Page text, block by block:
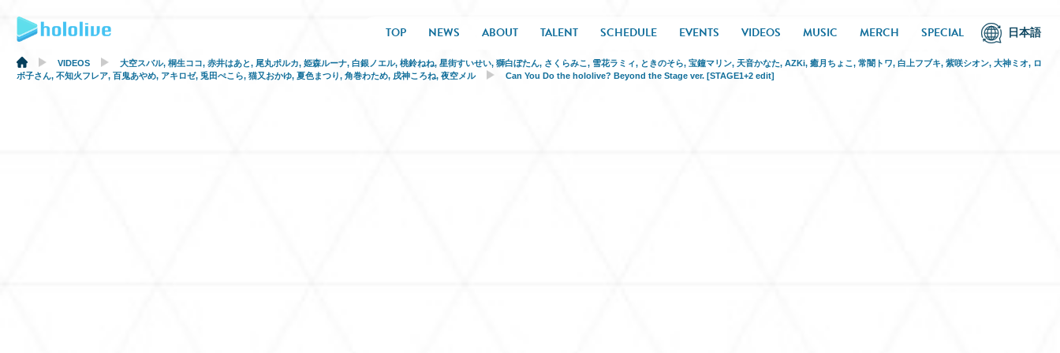
TOP NEWS ABOUT TALENT SCHEDULE EVENTS VIDEOS MUSIC MERCH SPECIAL 日本語
VIDEOS 大空スバル,桐生ココ,赤井はあと, 尾丸ポルカ,姫森ルーナ,白銀ノエル,桃鈴ねね,星街すいせい,獅白ぼたん, さくらみこ, 雪花ラミィ, ときのそら,宝鐘マリン, 天音かなた,AZKi,癒月ちょこ,常闇トワ,白上フブキ,紫咲シオン,大神ミオ, ロ
ボ子さん,不知火フレア,百鬼あやめ, アキロゼ,兎田ぺこら,猫又おかゆ,夏色まつり,角巻わため, 戌神ころね,夜空メル Can You Do the hololive? Beyond the Stage ver. [STAGE1+2 edit]